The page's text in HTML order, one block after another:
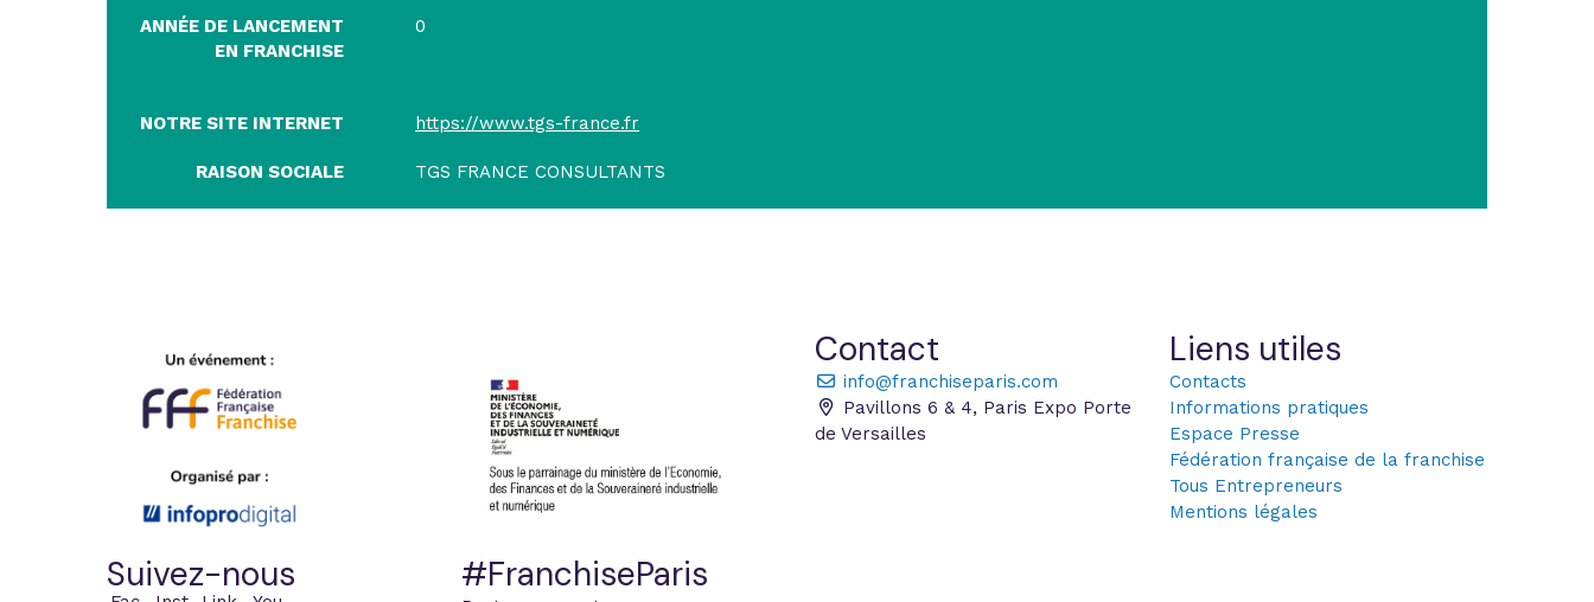
ANNÉE DE LANCEMENT
EN FRANCHISE
0
NOTRE SITE INTERNET https://www.tgs-france.fr
RAISON SOCIALE TGS FRANCE CONSULTANTS
Contact
info@franchiseparis.com
Pavillons 6 & 4, Paris Expo Porte
de Versailles
Liens utiles
Contacts
Informations pratiques
Espace Presse
Fédération française de la franchise
Tous Entrepreneurs
Mentions légales
Suivez-nous #FranchiseParis